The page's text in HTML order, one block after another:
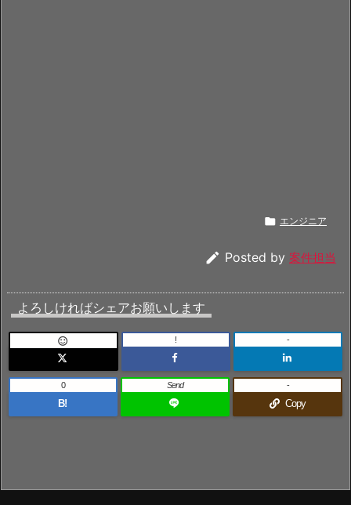
 エンジニア
 Posted by 案件担当
よろしければシェアお願いします
 ! -
B!
0 Send
Copy
-